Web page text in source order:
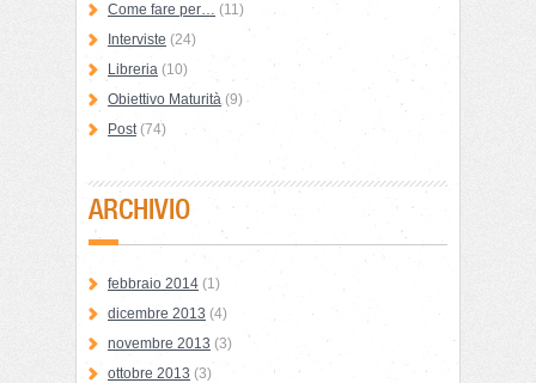
Come fare per… (11)
Interviste (24)
Libreria (10)
Obiettivo Maturità (9)
Post(74)
ARCHIVIO
febbraio 2014 (1)
dicembre 2013 (4)
novembre 2013 (3)
ottobre 2013 (3)